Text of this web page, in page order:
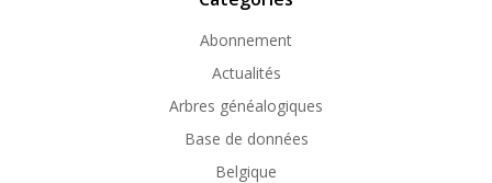
Abonnement
Actualités
Arbres généalogiques
Base de données
Belgique